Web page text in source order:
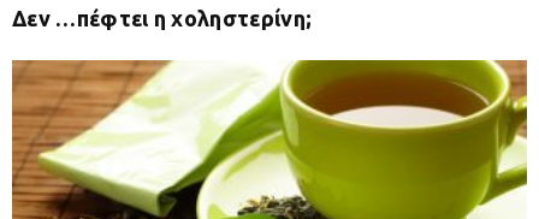
Δεν …πέφτει η χοληστερίνη;